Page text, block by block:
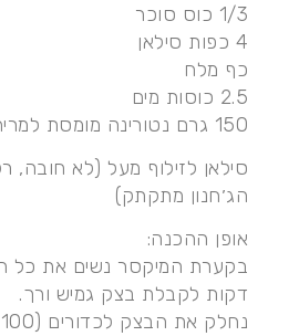
1/3 כוס סוכר
4 כפות סילאן
כף מלח
2.5 כוסות מים
150 גרם נטורינה מומסת למריחה בין הקיפולים
סילאן לזילוף מעל (לא חובה,
הג׳חנון מתקתק)
אופן ההכנה:
דקות לקבלת בצק גמיש ורך.